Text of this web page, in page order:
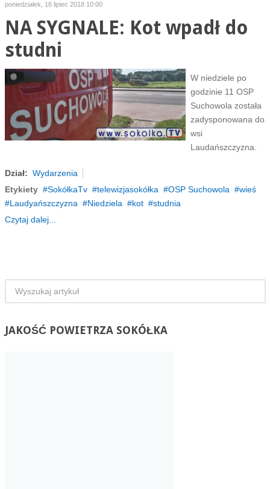
poniedziałek, 16 lipiec 2018 10:00
NA SYGNALE: Kot wpadł do
studni
W niedziele po
godzinie 11 OSP
Suchowola została
zadysponowana do
wsi
Laudańszczyzna.
Dział: Wydarzenia
Etykiety
SokółkaTv telewizjasokółka OSP Suchowola
wieś
Laudyańszczyzna
Niedziela kot
studnia
Czytaj dalej...
JAKOŚĆPOWIETRZA SOKÓŁKA